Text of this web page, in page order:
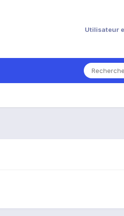
Utilisateur